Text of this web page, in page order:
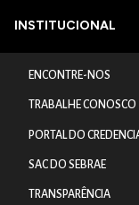
INSTITUCIONAL
ENCONTRE-NOS
TRABALHE CONOSCO
PORTAL DO
SAC DO SEBRAE
TRANSPARÊNCIA